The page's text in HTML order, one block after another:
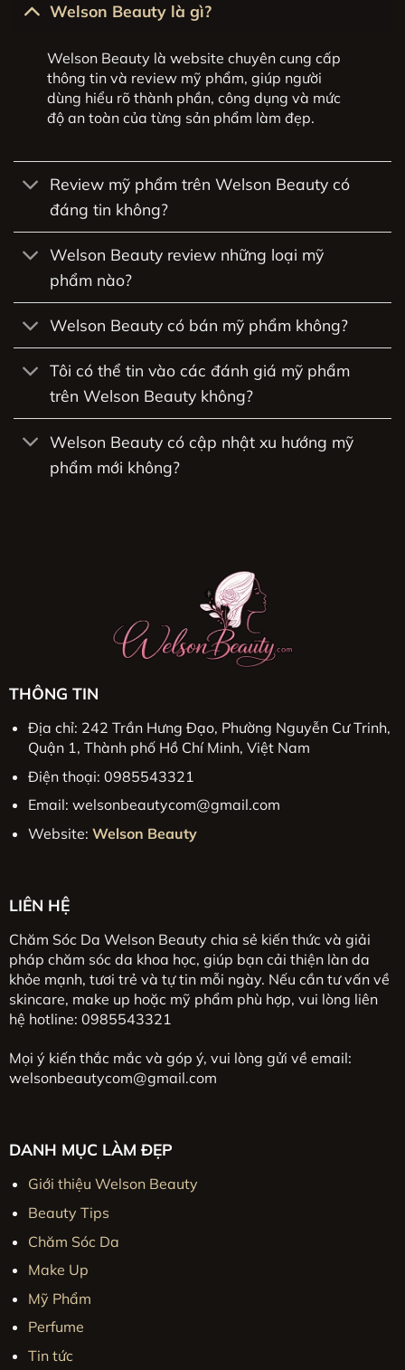
Welson Beauty là gì?
Welson Beauty là website chuyên cung cấp
thông tin và review mỹ phẩm, giúp người
dùng hiểu rõ thành phần, công dụng và mức
độ an toàn của từng sản phẩm làm đẹp.
Review mỹ phẩm trên Welson Beauty có
đáng tin không?
Welson Beauty review những loại mỹ
phẩm nào?
Welson Beauty có bán mỹ phẩm không?
Tôi có thể tin vào các đánh giá mỹ phẩm
trên Welson Beauty không?
Welson Beauty có cập nhật xu hướng mỹ
phẩm mới không?
THÔNG TIN
Địa chỉ: 242 Trần Hưng Đạo, Phường Nguyễn Cư Trinh,
Quận 1, Thành phố Hồ Chí Minh, Việt Nam
Điện thoại: 0985543321
Email: welsonbeautycom@gmail.com
Website: Welson Beauty
LIÊN HỆ
Chăm Sóc Da Welson Beauty chia sẻ kiến thức và giải
pháp chăm sóc da khoa học, giúp bạn cải thiện làn da
khỏe mạnh, tươi trẻ và tự tin mỗi ngày. Nếu cần tư vấn về
skincare, make up hoặc mỹ phẩm phù hợp, vui lòng liên
hệ hotline: 0985543321
Mọi ý kiến thắc mắc và góp ý, vui lòng gửi về email:
welsonbeautycom@gmail.com
DANH MỤC LÀM ĐẸP
Giới thiệu Welson Beauty
Beauty Tips
Chăm Sóc Da
Make Up
Mỹ Phẩm
Perfume
Tin tức